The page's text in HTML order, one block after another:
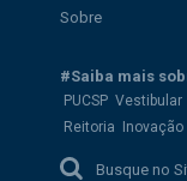
Sobre
#Saiba mais
PUCSP Vestibular
Reitoria
Inovação
Busque no